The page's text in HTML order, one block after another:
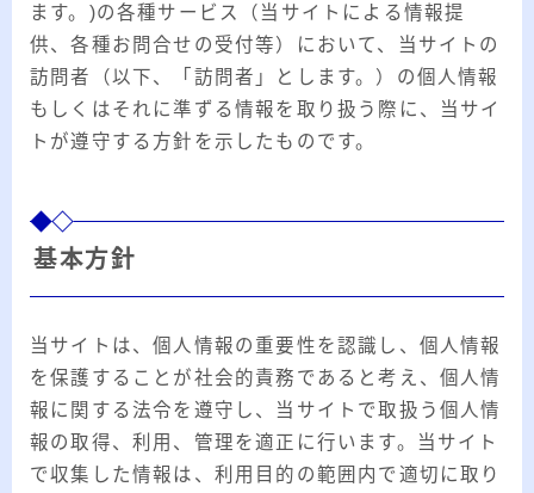
「秋ヶ瀬公園」春の野鳥観察 ～2026年3
月～
2026.03.08
「見沼自然公園」で野鳥観察 ～2026年3
月～
2026.03.02
2026年～
カテゴリー
カテゴリー
ます。)の各種サービス（当サイトによる情報提
供、各種お問合せの受付等）において、当サイトの
訪問者（以下、「訪問者」とします。）の個人情報
もしくはそれに準ずる情報を取り扱う際に、当サイ
トが遵守する方針を示したものです。
基本方針
当サイトは、個人情報の重要性を認識し、個人情報
を保護することが社会的責務であると考え、個人情
報に関する法令を遵守し、当サイトで取扱う個人情
報の取得、利用、管理を適正に行います。当サイト
で収集した情報は、利用目的の範囲内で適切に取り